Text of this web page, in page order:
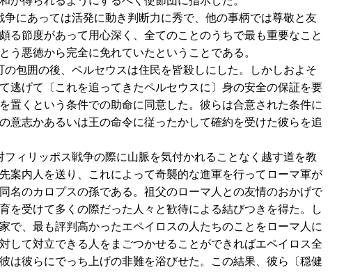
にあっては活発に動き判断力に秀で、他の事柄では尊敬と友
る節度があって用心深く、全てのことのうちで最も重要なこと
う悪徳から完全に免れていたということである。
包囲の後、ペルセウスは住民を皆殺しにした。しかしおよそ
逃げて〔これを追ってきたペルセウスに〕身の安全の保証を要
置くという条件での助命に同意した。彼らは合意された条件に
意志かあるいは王の命令に従ったかして確約を受けた彼らを追
ィリッポス戦争の際に山脈を気付かれることなく越す道を教
案内人を送り、これによって奇襲的な進軍を行ってローマ軍が
名のカロプスの孫である。祖父のローマ人との友情のおかげで
を受けて多くの際だった人々と歓待による結びつきを得た。し
で、最も評判高かったエペイロスの人たちのことをローマ人に
して対立できる人をまごつかせることができればエペイロス全
は彼らにでっち上げの非難を浴びせた。この結果、彼ら〔穏健